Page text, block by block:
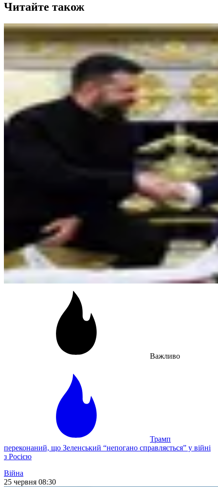
Читайте також
Важливо
Трамп
переконаний, що Зеленський “непогано справляється” у війні
з Росією
Війна
25 червня 08:30